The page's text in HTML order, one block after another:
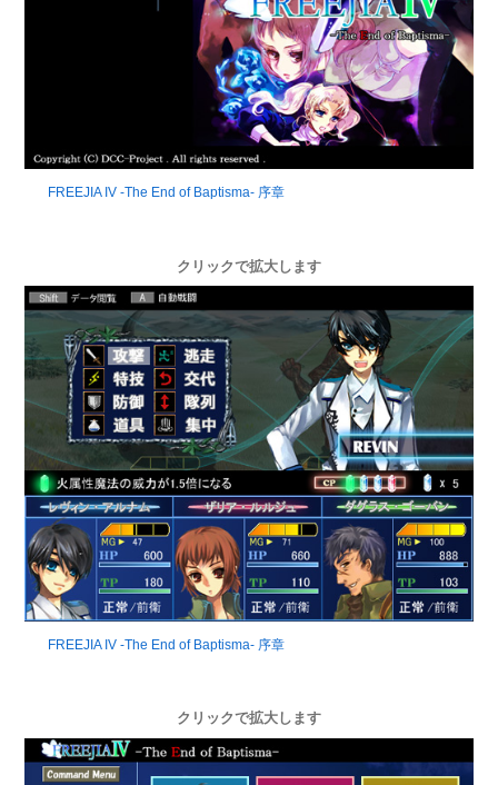
FREEJIA IV -The End of Baptisma- 序章
クリックで拡大します
FREEJIA IV -The End of Baptisma- 序章
クリックで拡大します